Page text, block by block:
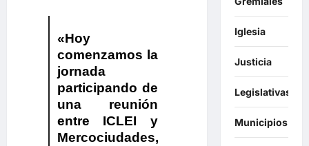
«Hoy
comenzamos la
jornada
participando de
una reunión
entre ICLEI y
Mercociudades,
Iglesia
Justicia
Legislativas
Municipios